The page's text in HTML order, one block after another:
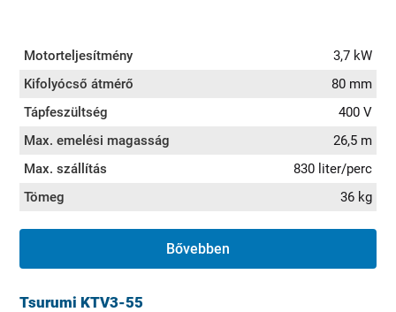
Motorteljesítmény
3,7 kW
Kifolyócső átmérő
80 mm
Tápfeszültség
400 V
Max. emelési magasság
26,5 m
Max. szállítás
830 liter/perc
Tömeg
36 kg
Bővebben
Tsurumi KTV3-55